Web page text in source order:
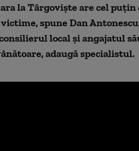
la Târgoviște are cel puțin
spune Dan
local şi angajatul
adaugă specialistul.